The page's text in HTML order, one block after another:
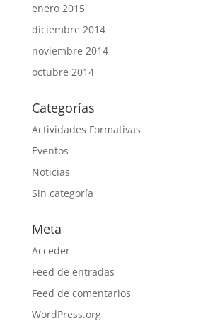
enero 2015
diciembre 2014
noviembre 2014
octubre 2014
Categorías
Actividades Formativas
Eventos
Noticias
Sin categoría
Meta
Acceder
Feed de entradas
Feed de comentarios
WordPress.org